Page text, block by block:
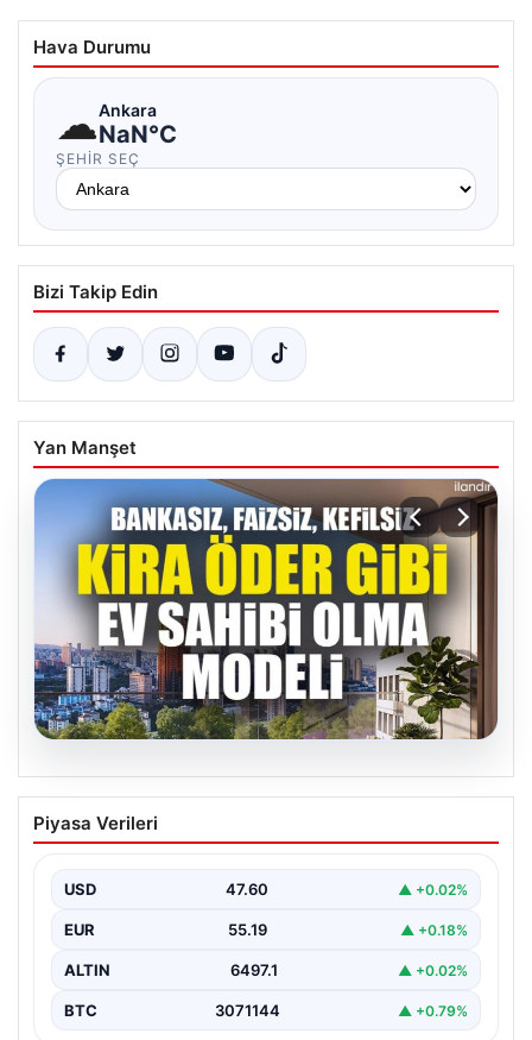
Hava Durumu
☁Ankara
NaN°C
ŞEHIR SEÇ
Bizi Takip Edin
Yan Manşet
05.08.2026
DAP Yapı’dan Yenilikçi Bir Adım: Emlak
Konut Güvencesiyle Kendi Kendini
Hayata Geçiyor
Gayrimenkul sektöründe prestijli ve yenilikçi
projeleriyle tanınan DAP Gayrimenkul Geliştirme, dikkat
çekici bir adım…
Piyasa Verileri
USD 47.60 ▲ +0.02%
EUR 55.19 ▲ +0.18%
ALTIN 6497.1 ▲ +0.02%
BTC 3071144 ▲ +0.79%